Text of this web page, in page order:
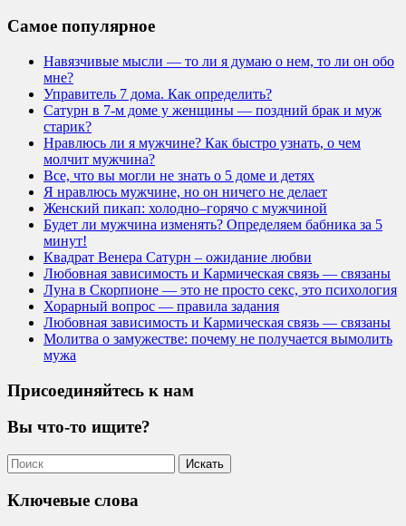
Самое популярное
Навязчивые мысли — то ли я думаю о нем, то ли он обо
мне?
Управитель 7 дома. Как определить?
Сатурн в 7-м доме у женщины — поздний брак и муж
старик?
Нравлюсь ли я мужчине? Как быстро узнать, о чем
молчит мужчина?
Все, что вы могли не знать о 5 доме и детях
Я нравлюсь мужчине, но он ничего не делает
Женский пикап: холодно–горячо с мужчиной
Будет ли мужчина изменять? Определяем бабника за 5
минут!
Квадрат Венера Сатурн – ожидание любви
Любовная зависимость и Кармическая связь — связаны
Луна в Скорпионе — это не просто секс, это психология
Хорарный вопрос — правила задания
Любовная зависимость и Кармическая связь — связаны
Молитва о замужестве: почему не получается вымолить
мужа
Присоединяйтесь к нам
Вы что-то ищите?
Ключевые слова